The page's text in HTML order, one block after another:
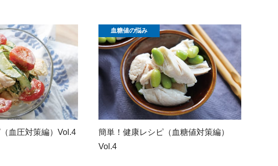
血圧対策編）Vol.4
血糖値の悩み
簡単！健康レシピ（血糖値対策編）
Vol.4